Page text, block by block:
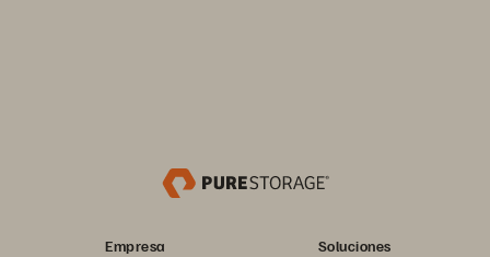
Empresa
Soluciones